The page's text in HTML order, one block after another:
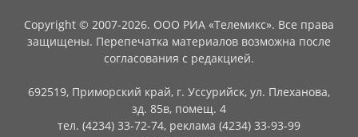
Copyright © 2007-2026. ООО РИА «Телемикс». Все права
защищены. Перепечатка материалов возможна после
согласования с редакцией.
692519, Приморский край, г. Уссурийск, ул. Плеханова,
зд. 85в, помещ. 4
тел. (4234) 33-72-74, реклама (4234) 33-93-99